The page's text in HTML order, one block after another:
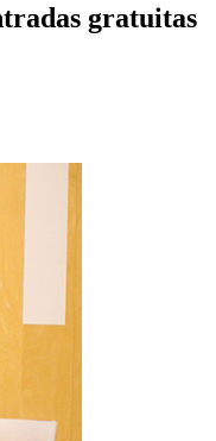
gratuitas